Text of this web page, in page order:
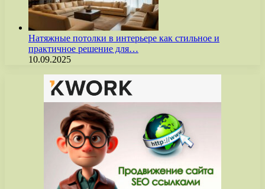
Натяжные потолки в интерьере как стильное и
практичное решение для…
10.09.2025